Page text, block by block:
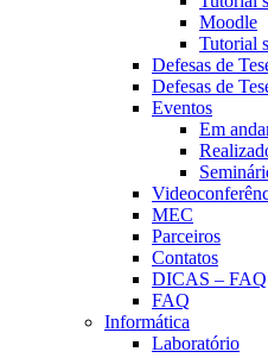
Moodle
Tutorial
Defesas de
Defesas de
Eventos
Em
MEC
Parceiros
Contatos
DICAS – FAQ
FAQ
Informática
Laboratório